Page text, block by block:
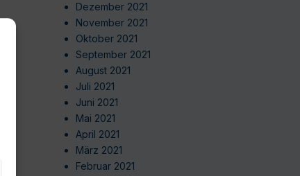
Dezember 2021
November 2021
Oktober 2021
September 2021
August 2021
Juli 2021
Juni 2021
Mai 2021
April 2021
März 2021
Februar 2021